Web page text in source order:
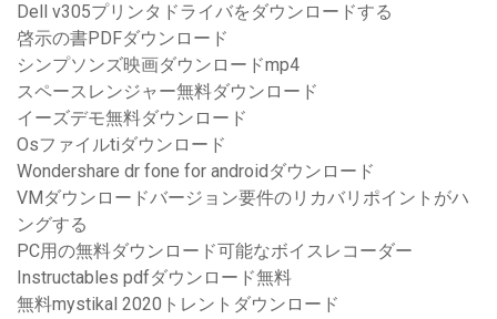
Dell v305プリンタドライバをダウンロードする
啓示の書PDFダウンロード
シンプソンズ映画ダウンロードmp4
スペースレンジャー無料ダウンロード
イーズデモ無料ダウンロード
Osファイルtiダウンロード
Wondershare dr fone for androidダウンロード
VMダウンロードバージョン要件のリカバリポイントがハ
ングする
PC用の無料ダウンロード可能なボイスレコーダー
Instructables pdfダウンロード無料
無料mystikal 2020トレントダウンロード